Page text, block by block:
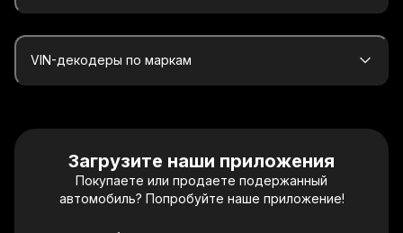
VIN-декодеры по маркам
Загрузите наши приложения
Покупаете или продаете подержанный
автомобиль? Попробуйте наше приложение!